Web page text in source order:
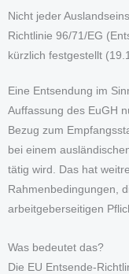
Nicht jeder
Richtlinie 96/71/EG
kürzlich festgestellt
Eine Entsendung im
Auffassung des EuGH
Bezug zum
bei einem
tätig wird. Das hat
Rahmenbedingungen,
arbeitgeberseitigen
Was bedeutet das?
Die EU Entsende-